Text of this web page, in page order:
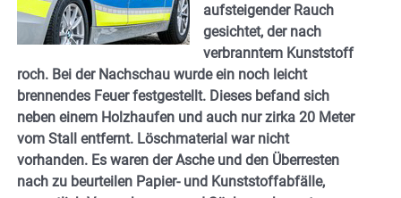
aufsteigender Rauch
gesichtet, der nach
verbranntem Kunststoff
roch. Bei der Nachschau wurde ein noch leicht
brennendes Feuer festgestellt. Dieses befand sich
neben einem Holzhaufen und auch nur zirka 20 Meter
vom Stall entfernt. Löschmaterial war nicht
vorhanden. Es waren der Asche und den Überresten
nach zu beurteilen Papier- und Kunststoffabfälle,